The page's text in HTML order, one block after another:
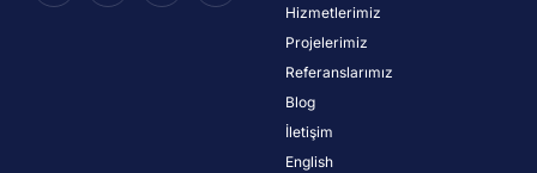
Hizmetlerimiz
Projelerimiz
Referanslarımız
Blog
İletişim
English